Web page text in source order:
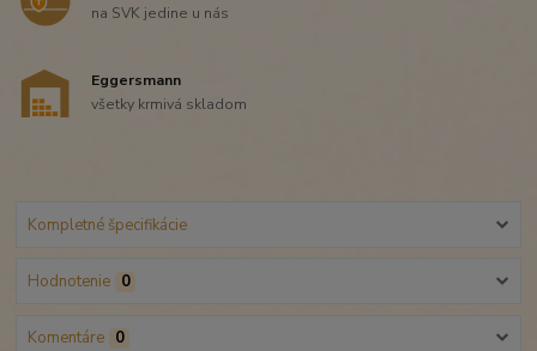
na SVK jedine u nás
Eggersmann
všetky krmivá skladom
Kompletné špecifikácie
Hodnotenie 0
Komentáre 0